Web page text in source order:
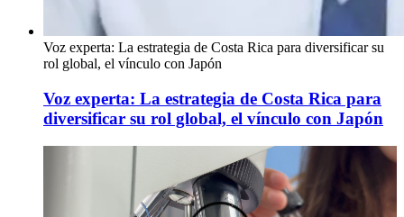
Voz experta: La estrategia de Costa Rica para diversificar su
rol global, el vínculo con Japón
Voz experta: La estrategia de Costa Rica para
diversificar su rol global, el vínculo con Japón